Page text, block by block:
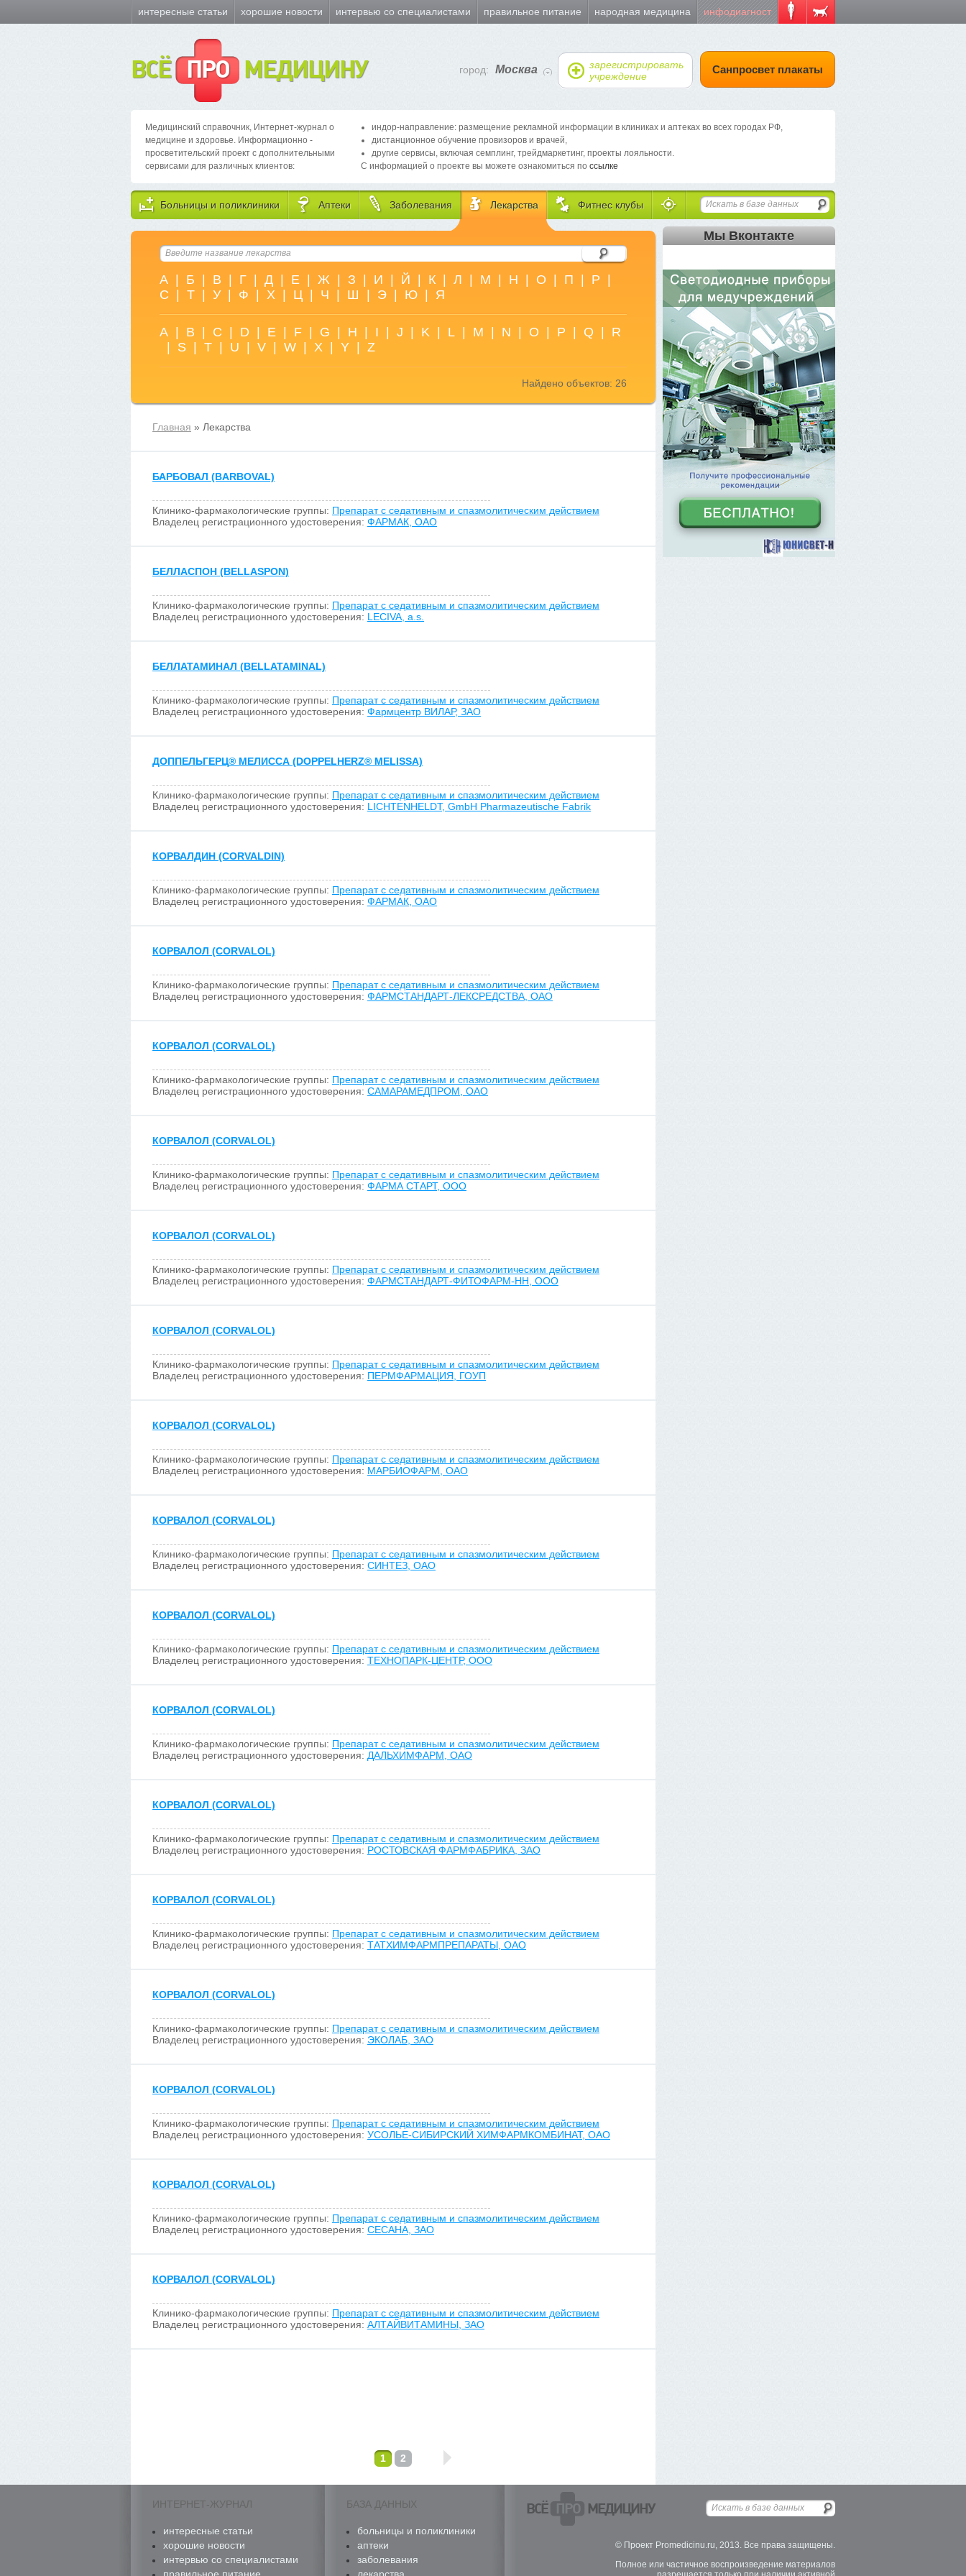
интересные статьи хорошие новости интервью со специалистами правильное питание народная медицина инфодиагност
ВСЁ ПРО МЕДИЦИНУ город: Москва
зарегистрировать
учреждение
Санпросвет плакаты
Медицинский справочник, Интернет-журнал о
медицине и здоровье. Информационно -
просветительский проект с дополнительными
сервисами для различных клиентов:
индор-направление: размещение рекламной информации в клиниках и аптеках во всех городах РФ,
дистанционное обучение провизоров и врачей,
другие сервисы, включая семплинг, трейдмаркетинг, проекты лояльности.
С информацией о проекте вы можете ознакомиться по ссылке
Больницы и поликлиники Аптеки Заболевания Лекарства Фитнес клубы
А Б В Г Д Е Ж З И Й К Л М Н О П Р
С
Т У Ф Х Ц Ч Ш Э Ю Я
A B C D E F G H I J K L M N O P Q
R
S T U V W X Y Z
Найдено объектов: 26
Главная » Лекарства
БАРБОВАЛ (BARBOVAL)
Клинико-фармакологические группы: Препарат с седативным и спазмолитическим действием
Владелец регистрационного удостоверения: ФАРМАК, ОАО
БЕЛЛАСПОН (BELLASPON)
Клинико-фармакологические группы: Препарат с седативным и спазмолитическим действием
Владелец регистрационного удостоверения: LECIVA, a.s.
БЕЛЛАТАМИНАЛ (BELLATAMINAL)
Клинико-фармакологические группы: Препарат с седативным и спазмолитическим действием
Владелец регистрационного удостоверения: Фармцентр ВИЛАР, ЗАО
ДОППЕЛЬГЕРЦ® МЕЛИССА (DOPPELHERZ® MELISSA)
Клинико-фармакологические группы: Препарат с седативным и спазмолитическим действием
Владелец регистрационного удостоверения: LICHTENHELDT, GmbH Pharmazeutische Fabrik
КОРВАЛДИН (CORVALDIN)
Клинико-фармакологические группы: Препарат с седативным и спазмолитическим действием
Владелец регистрационного удостоверения: ФАРМАК, ОАО
КОРВАЛОЛ (CORVALOL)
Клинико-фармакологические группы: Препарат с седативным и спазмолитическим действием
Владелец регистрационного удостоверения: ФАРМСТАНДАРТ-ЛЕКСРЕДСТВА, ОАО
КОРВАЛОЛ (CORVALOL)
Клинико-фармакологические группы: Препарат с седативным и спазмолитическим действием
Владелец регистрационного удостоверения: САМАРАМЕДПРОМ, ОАО
КОРВАЛОЛ (CORVALOL)
Клинико-фармакологические группы: Препарат с седативным и спазмолитическим действием
Владелец регистрационного удостоверения: ФАРМА СТАРТ, ООО
КОРВАЛОЛ (CORVALOL)
Клинико-фармакологические группы: Препарат с седативным и спазмолитическим действием
Владелец регистрационного удостоверения: ФАРМСТАНДАРТ-ФИТОФАРМ-НН, ООО
КОРВАЛОЛ (CORVALOL)
Клинико-фармакологические группы: Препарат с седативным и спазмолитическим действием
Владелец регистрационного удостоверения: ПЕРМФАРМАЦИЯ, ГОУП
КОРВАЛОЛ (CORVALOL)
Клинико-фармакологические группы: Препарат с седативным и спазмолитическим действием
Владелец регистрационного удостоверения: МАРБИОФАРМ, ОАО
КОРВАЛОЛ (CORVALOL)
Клинико-фармакологические группы: Препарат с седативным и спазмолитическим действием
Владелец регистрационного удостоверения: СИНТЕЗ, ОАО
КОРВАЛОЛ (CORVALOL)
Клинико-фармакологические группы: Препарат с седативным и спазмолитическим действием
Владелец регистрационного удостоверения: ТЕХНОПАРК-ЦЕНТР, ООО
КОРВАЛОЛ (CORVALOL)
Клинико-фармакологические группы: Препарат с седативным и спазмолитическим действием
Владелец регистрационного удостоверения: ДАЛЬХИМФАРМ, ОАО
КОРВАЛОЛ (CORVALOL)
Клинико-фармакологические группы: Препарат с седативным и спазмолитическим действием
Владелец регистрационного удостоверения: РОСТОВСКАЯ ФАРМФАБРИКА, ЗАО
КОРВАЛОЛ (CORVALOL)
Клинико-фармакологические группы: Препарат с седативным и спазмолитическим действием
Владелец регистрационного удостоверения: ТАТХИМФАРМПРЕПАРАТЫ, ОАО
КОРВАЛОЛ (CORVALOL)
Клинико-фармакологические группы: Препарат с седативным и спазмолитическим действием
Владелец регистрационного удостоверения: ЭКОЛАБ, ЗАО
КОРВАЛОЛ (CORVALOL)
Клинико-фармакологические группы: Препарат с седативным и спазмолитическим действием
Владелец регистрационного удостоверения: УСОЛЬЕ-СИБИРСКИЙ ХИМФАРМКОМБИНАТ, ОАО
КОРВАЛОЛ (CORVALOL)
Клинико-фармакологические группы: Препарат с седативным и спазмолитическим действием
Владелец регистрационного удостоверения: СЕСАНА, ЗАО
КОРВАЛОЛ (CORVALOL)
Клинико-фармакологические группы: Препарат с седативным и спазмолитическим действием
Владелец регистрационного удостоверения: АЛТАЙВИТАМИНЫ, ЗАО
1 2
Мы Вконтакте
ИНТЕРНЕТ-ЖУРНАЛ
интересные статьи
хорошие новости
интервью со специалистами
БАЗА ДАННЫХ
больницы и поликлиники
аптеки
заболевания
ВСЁ ПРО МЕДИЦИНУ
© Проект Promedicinu.ru, 2013. Все права защищены.
Полное или частичное воспроизведение материалов